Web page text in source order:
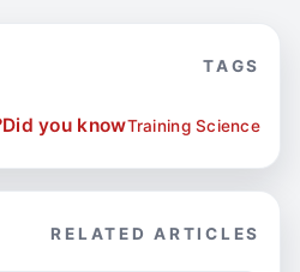
TAGS
Training Science
Did you know?
RELATED ARTICLES